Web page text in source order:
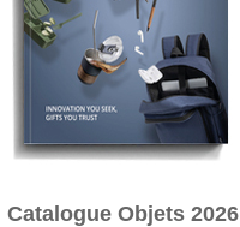
Catalogue Objets 2026